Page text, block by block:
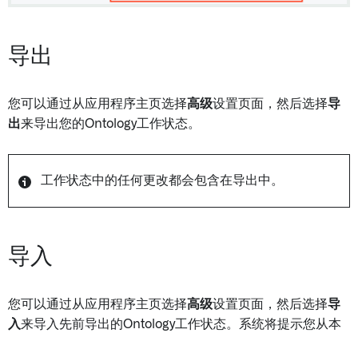
导出
您可以通过从应用程序主页选择高级设置页面，然后选择导
出来导出您的Ontology工作状态。
工作状态中的任何更改都会包含在导出中。
导入
您可以通过从应用程序主页选择高级设置页面，然后选择导
入来导入先前导出的Ontology工作状态。系统将提示您从本